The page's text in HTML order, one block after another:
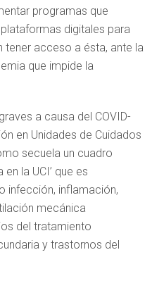
programas que
digitales para
tener acceso a ésta, ante la
que impide la
a causa del COVID-
en Unidades de Cuidados
secuela un cuadro
la UCI’ que es
infección, inflamación,
mecánica
del tratamiento
y trastornos del